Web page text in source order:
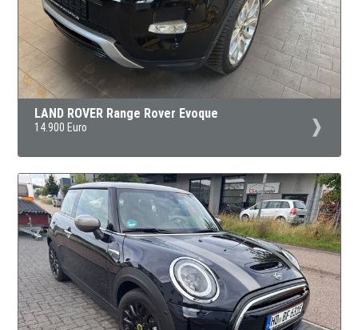
LAND ROVER Range Rover Evoque
14.900 Euro